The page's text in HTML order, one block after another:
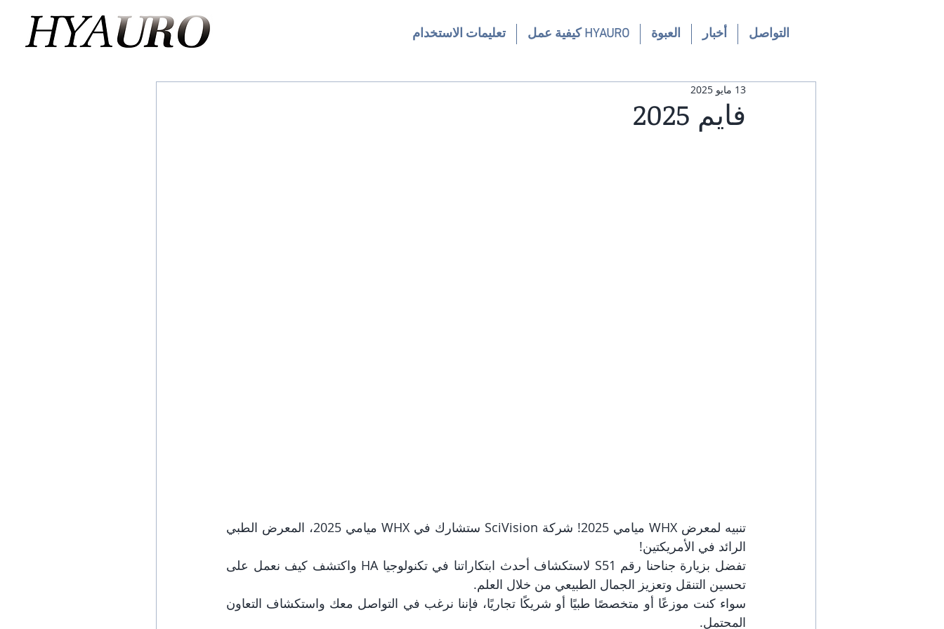
تعليمات الاستخدام كيفية عمل HYAURO العبوة أخبار التواصل
فايم 2025
13 مايو 2025
الرائد في الأمريكتين!
تحسين التنقل وتعزيز الجمال الطبيعي من خلال العلم.
المحتمل.